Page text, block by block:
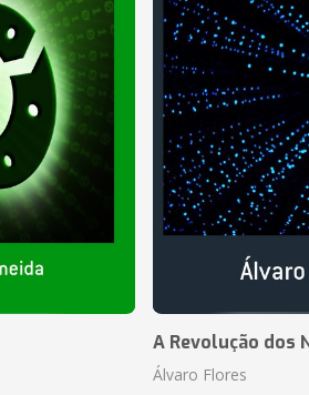
A Revolução dos
Álvaro Flores